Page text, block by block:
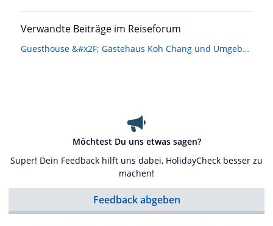
Verwandte Beiträge im Reiseforum
Guesthouse &#x2F; Gästehaus Koh Chang und Umgebung
Möchtest Du uns etwas sagen?
Super! Dein Feedback hilft uns dabei, HolidayCheck besser zu
machen!
Feedback abgeben